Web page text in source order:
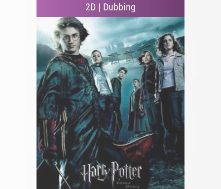
2D | Dubbing